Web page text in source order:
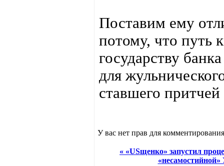
Поставим ему
потому, что путь
государству
для
ставшего
У вас нет прав для
« «USщенко» запустил